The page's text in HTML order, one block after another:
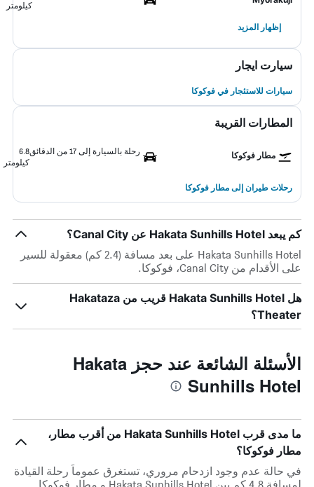
كيلومتر
إظهار المزيد
سيارت ايجار
سيارات للاستئجار في فوكوكا
المطارات القريبة
مطار فوكوكا رحلة بالسيارة إلى 17 من الدقائق
6.8
كيلومتر
رحلات طيران إلى مطار فوكوكا
كم يبعد Hakata Sunhills Hotel عن Canal City؟
Hakata Sunhills Hotel على بعد مسافة (2.4 كم) معقولة للسير
على الأقدام من Canal City، فوكوكا.
هل Hakata Sunhills Hotel قريب من Hakataza
Theater؟
الأسئلة الشائعة عند حجز Hakata
Sunhills Hotel
ما مدى قرب Hakata Sunhills Hotel من أقرب مطار،
مطار فوكوكا؟
في حالة عدم وجود ازدحام مروري، تستغرق عموماً رحلة القيادة